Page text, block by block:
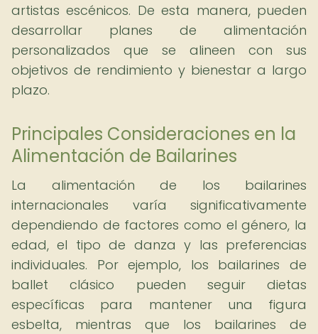
artistas escénicos. De esta manera, pueden
desarrollar planes de alimentación
personalizados que se alineen con sus
objetivos de rendimiento y bienestar a largo
plazo.
Principales Consideraciones en la
Alimentación de Bailarines
La alimentación de los bailarines
internacionales varía significativamente
dependiendo de factores como el género, la
edad, el tipo de danza y las preferencias
individuales. Por ejemplo, los bailarines de
ballet clásico pueden seguir dietas
específicas para mantener una figura
esbelta, mientras que los bailarines de